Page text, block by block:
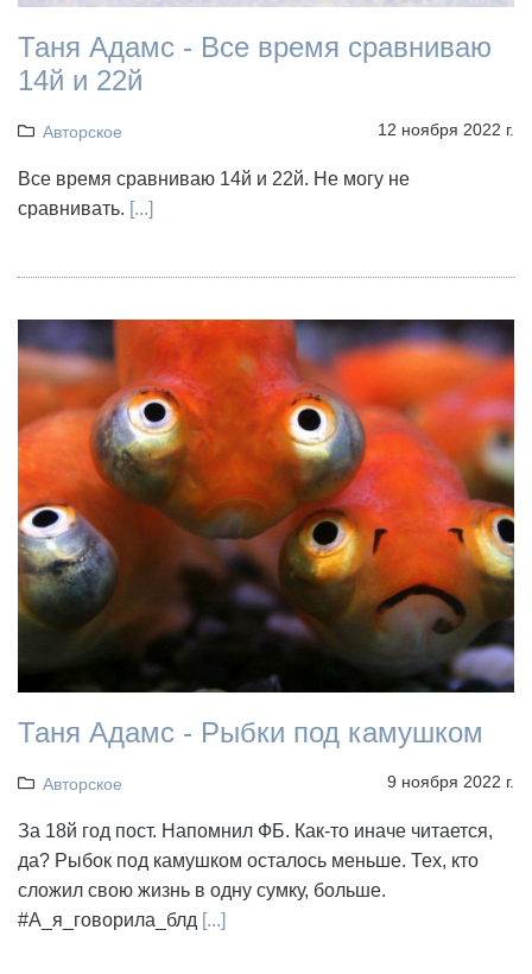
Таня Адамс - Все время сравниваю
14й и 22й
Авторское 12 ноября 2022 г.
Все время сравниваю 14й и 22й. Не могу не
сравнивать. [...]
Таня Адамс - Рыбки под камушком
Авторское 9 ноября 2022 г.
За 18й год пост. Напомнил ФБ. Как-то иначе читается,
да? Рыбок под камушком осталось меньше. Тех, кто
сложил свою жизнь в одну сумку, больше.
#А_я_говорила_блд [...]